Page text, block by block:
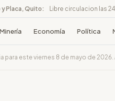
y Placa, Quito: Libre circulacion las
Minería Economía Política
este viernes 8 de mayo de 2026.